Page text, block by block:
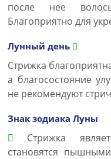
после нее
Благоприятно для
Лунный день
Стрижка
а благосостояние
не рекомендуют
Знак зодиака Луны
Стрижка
становятся